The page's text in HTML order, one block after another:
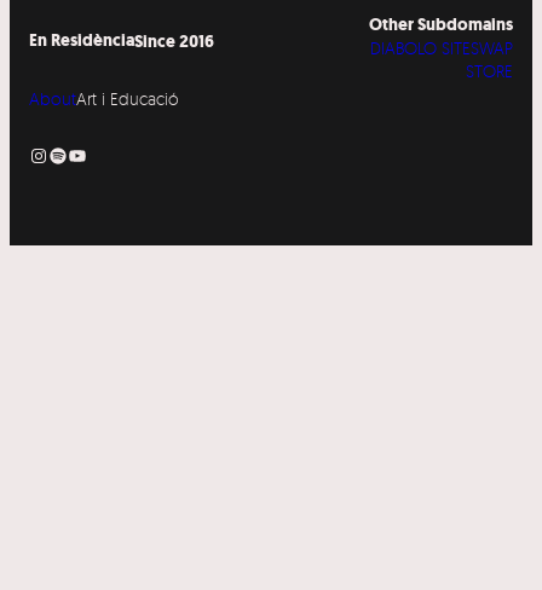
En ResidènciaSince 2016
AboutArt i Educació
Instagram Spotify YouTube
Other Subdomains
DIABOLO SITESWAP
STORE